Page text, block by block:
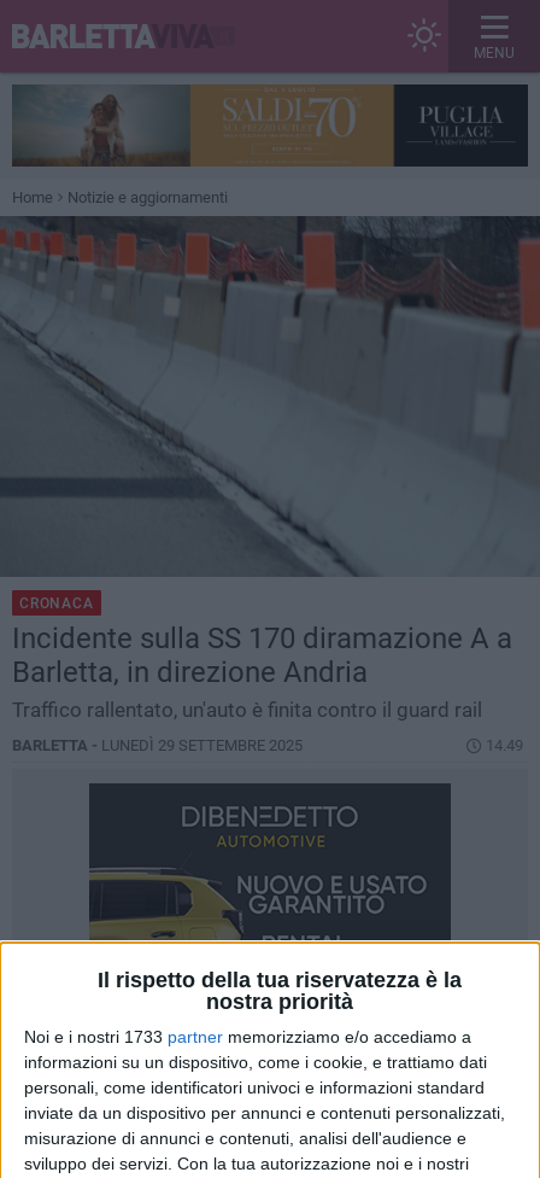
Il rispetto della tua riservatezza è la
nostra priorità
Noi e i nostri 1733 partner memorizziamo e/o accediamo a
informazioni su un dispositivo, come i cookie, e trattiamo dati
personali, come identificatori univoci e informazioni standard
inviate da un dispositivo per annunci e contenuti personalizzati,
misurazione di annunci e contenuti, analisi dell'audience e
sviluppo dei servizi. Con la tua autorizzazione noi e i nostri
MENU
Home Notizie e aggiornamenti
CRONACA
Incidente sulla SS 170 diramazione A a
Barletta, in direzione Andria
Traffico rallentato, un'auto è finita contro il guard rail
BARLETTA - LUNEDÌ 29 SETTEMBRE 2025 14.49
19